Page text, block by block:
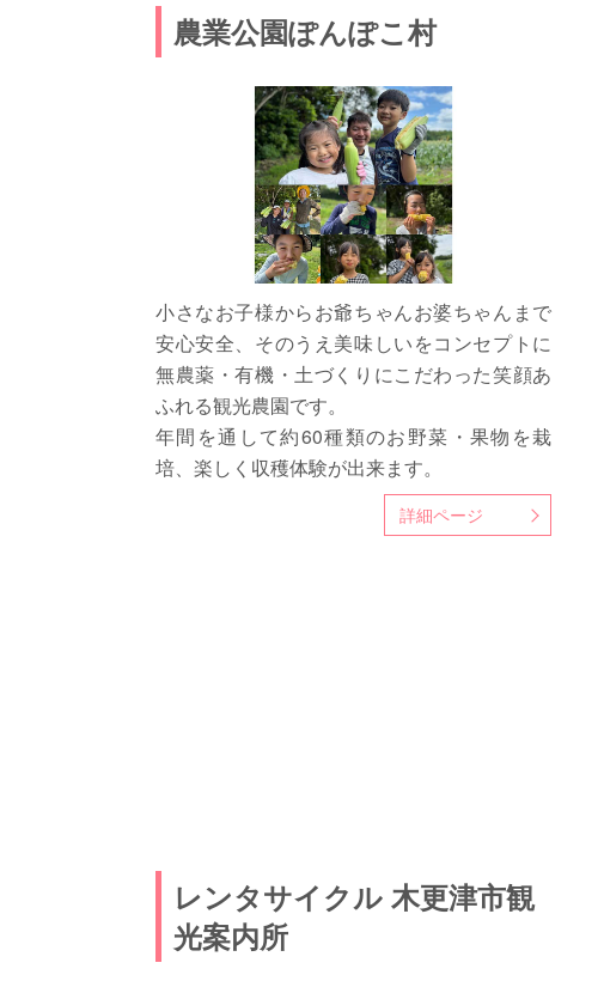
農業公園ぽんぽこ村
小さなお子様からお爺ちゃんお婆ちゃんまで
安心安全、そのうえ美味しいをコンセプトに
無農薬・有機・土づくりにこだわった笑顔あ
ふれる観光農園です。
年間を通して約60種類のお野菜・果物を栽
培、楽しく収穫体験が出来ます。
詳細ページ
レンタサイクル 木更津市観
光案内所